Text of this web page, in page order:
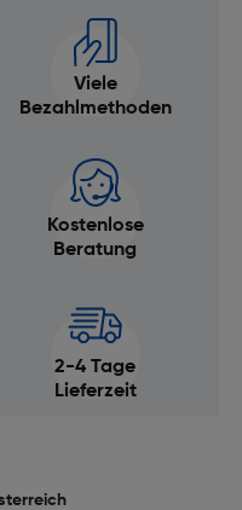
Viele
Bezahlmethoden
Kostenlose
Beratung
2-4 Tage
Lieferzeit